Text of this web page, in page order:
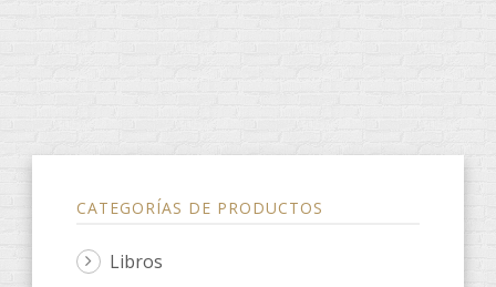
CATEGORÍAS DE PRODUCTOS
Libros